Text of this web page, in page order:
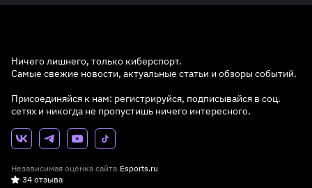
Ничего лишнего, только киберспорт.
Самые свежие новости, актуальные статьи и обзоры событий.
Присоединяйся к нам: регистрируйся, подписывайся в соц.
сетях и никогда не пропустишь ничего интересного.
Независимая оценка сайта Esports.ru
34 отзыва